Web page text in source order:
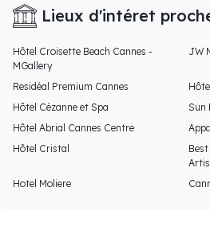
Lieux d'intéret
Hôtel Croisette Beach Cannes -
MGallery
JW
Residéal Premium Cannes
Hôtel Cézanne et Spa
Sun
Hôtel Abrial Cannes Centre
Hôtel Cristal
Hotel Moliere